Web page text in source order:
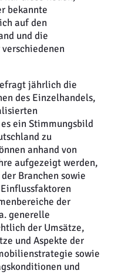
bekannte
auf den
und die
jährlich die
des Einzelhandels,
ein Stimmungsbild
zu
anhand von
aufgezeigt werden,
Branchen sowie
der
generelle
der Umsätze,
und Aspekte der
sowie
und